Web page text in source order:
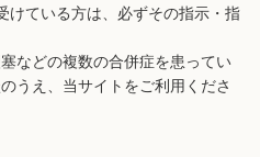
けている方は、必ずその指示・指
などの複数の合併症を患ってい
うえ、当サイトをご利用くださ